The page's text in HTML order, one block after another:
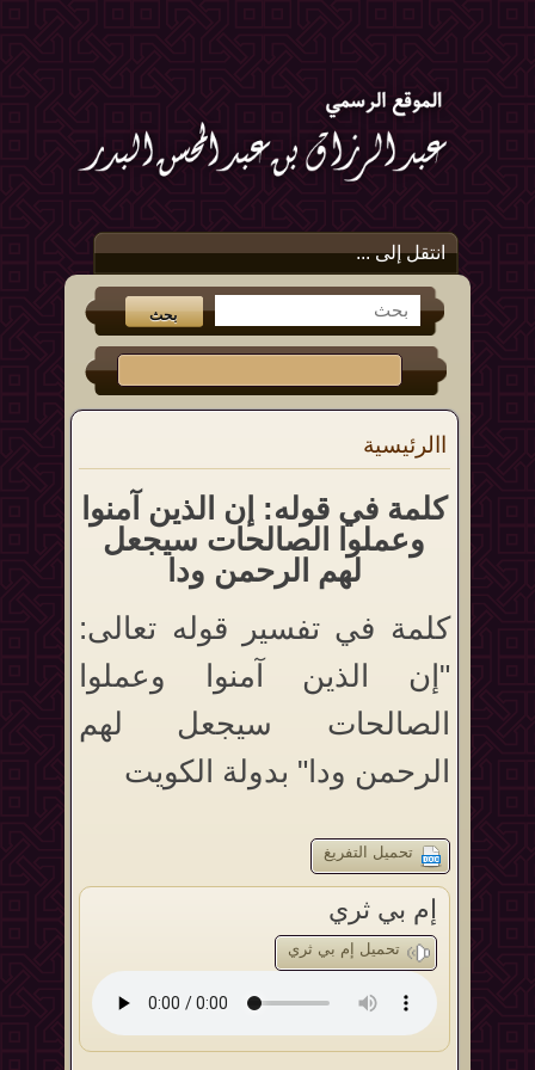
انتقل إلى ...
االرئيسية
كلمة في قوله: إن الذين آمنوا
وعملوا الصالحات سيجعل
لهم الرحمن ودا
كلمة في تفسير قوله تعالى:
"إن الذين آمنوا وعملوا
الصالحات سيجعل لهم
الرحمن ودا" بدولة الكويت
تحميل التفريغ
إم بي ثري
تحميل إم بي ثري